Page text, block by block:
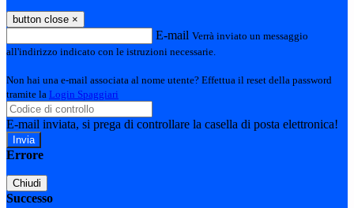
button close ×
E-mail Verrà inviato un messaggio
all'indirizzo indicato con le istruzioni necessarie.
Non hai una e-mail associata al nome utente? Effettua il reset della password
tramite la Login Spaggiari
E-mail inviata, si prega di controllare la casella di posta elettronica!
Errore
Chiudi
Successo